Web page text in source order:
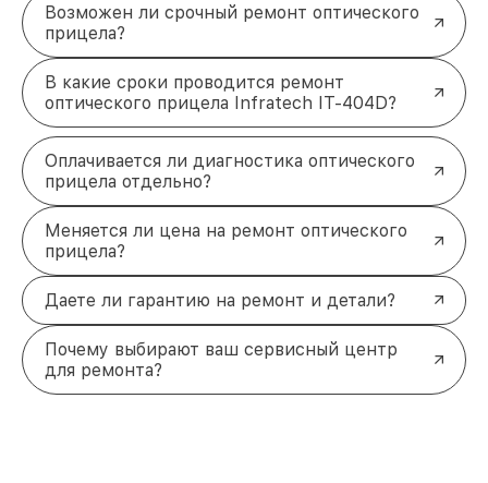
Возможен ли срочный ремонт оптического
прицела?
В какие сроки проводится ремонт
оптического прицела Infratech IT-404D?
Оплачивается ли диагностика оптического
прицела отдельно?
Меняется ли цена на ремонт оптического
прицела?
Даете ли гарантию на ремонт и детали?
Почему выбирают ваш сервисный центр
для ремонта?